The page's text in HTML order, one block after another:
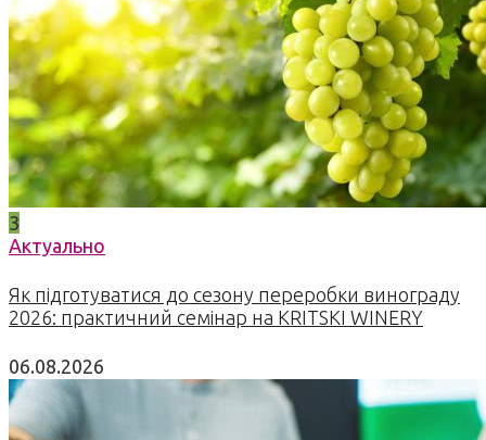
3
Актуально
Як підготуватися до сезону переробки винограду
2026: практичний семінар на KRITSKI WINERY
06.08.2026